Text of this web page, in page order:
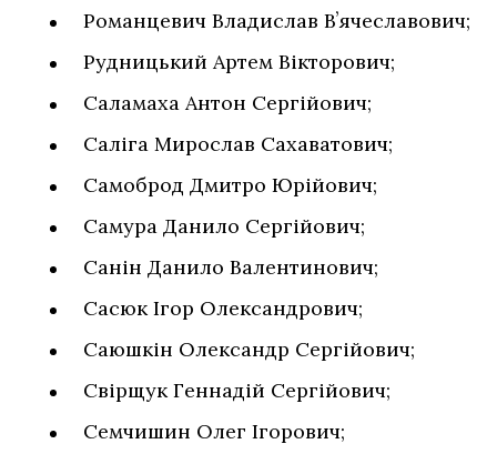
Романцевич Владислав Вʼячеславович;
Рудницький Артем Вікторович;
Саламаха Антон Сергійович;
Саліга Мирослав Сахаватович;
Самоброд Дмитро Юрійович;
Самура Данило Сергійович;
Санін Данило Валентинович;
Сасюк Ігор Олександрович;
Саюшкін Олександр Сергійович;
Свірщук Геннадій Сергійович;
Семчишин Олег Ігорович;